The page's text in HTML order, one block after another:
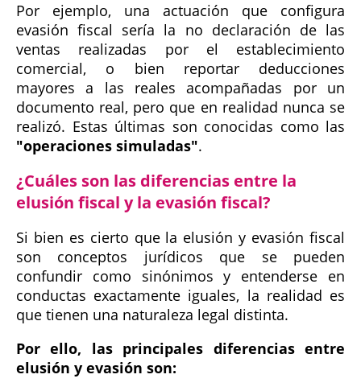
Por ejemplo, una actuación que configura
evasión fiscal sería la no declaración de las
ventas realizadas por el establecimiento
comercial, o bien reportar deducciones
mayores a las reales acompañadas por un
documento real, pero que en realidad nunca se
realizó. Estas últimas son conocidas como las
"operaciones simuladas".
¿Cuáles son las diferencias entre la
elusión fiscal y la evasión fiscal?
Si bien es cierto que la elusión y evasión fiscal
son conceptos jurídicos que se pueden
confundir como sinónimos y entenderse en
conductas exactamente iguales, la realidad es
que tienen una naturaleza legal distinta.
Por ello, las principales diferencias entre
elusión y evasión son: